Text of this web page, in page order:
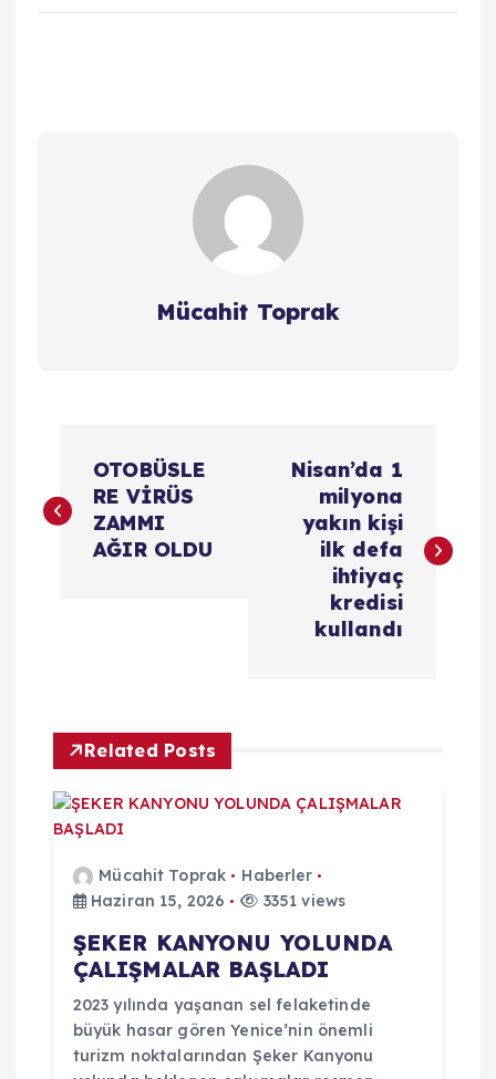
Mücahit Toprak
a
e
z
m
OTOBÜSLE
RE VİRÜS
ZAMMI
AĞIR OLDU
Nisan’da 1
milyona
yakın kişi
ilk defa
ihtiyaç
kredisi
kullandı
Related Posts
Mücahit Toprak
Haberler
Haziran 15, 2026
3351 views
ŞEKER KANYONU YOLUNDA
ÇALIŞMALAR BAŞLADI
2023 yılında yaşanan sel felaketinde
büyük hasar gören Yenice’nin önemli
turizm noktalarından Şeker Kanyonu